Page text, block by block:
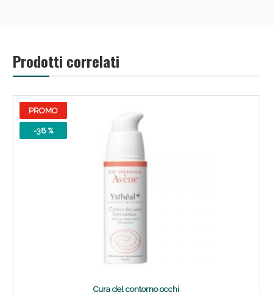
Prodotti correlati
PROMO
-38 %
Cura del contorno occhi
Scopri le offerte di Oggi